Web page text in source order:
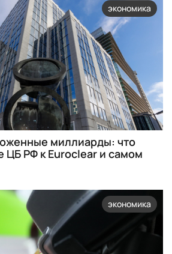
экономика
миллиарды: что
ЦБ РФ к Euroclear и самом
экономика